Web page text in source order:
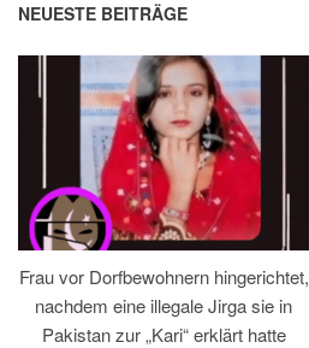
NEUESTE BEITRÄGE
Frau vor Dorfbewohnern hingerichtet,
nachdem eine illegale Jirga sie in
Pakistan zur „Kari“ erklärt hatte